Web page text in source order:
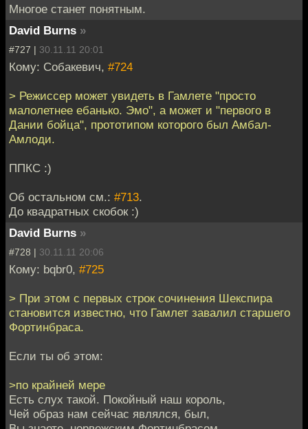
Многое станет понятным.
David Burns »
#727 | 30.11.11 20:01
Кому: Собакевич, #724
> Режиссер может увидеть в Гамлете "просто
малолетнее ебанько. Эмо", а может и "первого в
Дании бойца", прототипом которого был Амбал-
Амлоди.
ППКС :)
Об остальном см.: #713.
До квадратных скобок :)
David Burns »
#728 | 30.11.11 20:06
Кому: bqbr0, #725
> При этом с первых строк сочинения Шекспира
становится известно, что Гамлет завалил старшего
Фортинбраса.
Если ты об этом:
>по крайней мере
Есть слух такой. Покойный наш король,
Чей образ нам сейчас являлся, был,